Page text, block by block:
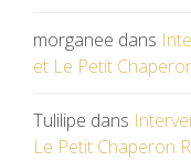
morganee dans
et Le Petit
Tulilipe dans
Le Petit Chaperon